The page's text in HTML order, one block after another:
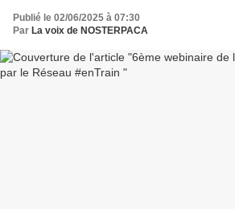
Publié le 02/06/2025 à 07:30
Par La voix de NOSTERPACA